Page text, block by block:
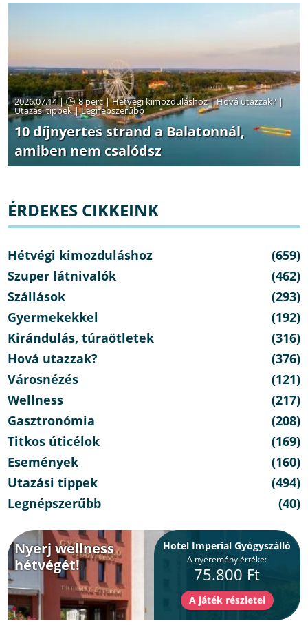
2026.07.14 | 8 perc|Hétvégi kimozduláshoz|Hová utazzak? |
Utazási tippek|Legnépszerűbb
10 díjnyertes strand a Balatonnál,
amiben nem csalódsz
ÉRDEKES CIKKEINK
Hétvégi kimozduláshoz
(659)
Szuper látnivalók
(462)
Szállások
(293)
Gyermekekkel
(192)
Kirándulás, túraötletek
(316)
Hová utazzak?
(376)
Városnézés
(121)
Wellness
(217)
Gasztronómia
(208)
Titkos úticélok
(169)
Események
(160)
Utazási tippek
(494)
Legnépszerűbb
(40)
Nyerj wellness
hétvégét!
Hotel Imperial Gyógyszálló
A nyeremény értéke:
75.800 Ft